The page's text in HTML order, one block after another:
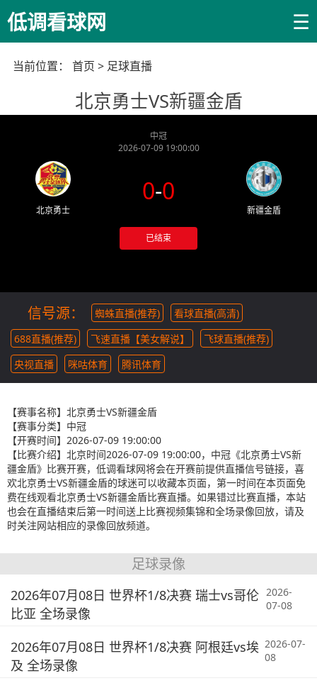
低调看球网 ☰
当前位置： 首页 > 足球直播
北京勇士VS新疆金盾
中冠
2026-07-09 19:00:00
北京勇士
0-0
已结束
新疆金盾
信号源： 蜘蛛直播(推荐)
看球直播(高清)
688直播(推荐)
飞速直播【美女解说】
飞球直播(推荐)
央视直播
咪咕体育 腾讯体育
【赛事名称】 北京勇士VS新疆金盾
【赛事分类】 中冠
【开赛时间】 2026-07-09 19:00:00
【比赛介绍】 北京时间2026-07-09 19:00:00，中冠《北京勇士VS新
疆金盾》比赛开赛，低调看球网将会在开赛前提供直播信号链接，喜
欢北京勇士VS新疆金盾的球迷可以收藏本页面，第一时间在本页面免
费在线观看北京勇士VS新疆金盾比赛直播。如果错过比赛直播，本站
也会在直播结束后第一时间送上比赛视频集锦和全场录像回放，请及
时关注网站相应的录像回放频道。
足球录像
2026年07月08日 世界杯1/8决赛 瑞士vs哥伦
比亚 全场录像
2026-
07-08
2026年07月08日 世界杯1/8决赛 阿根廷vs埃
及 全场录像
2026-07-
08